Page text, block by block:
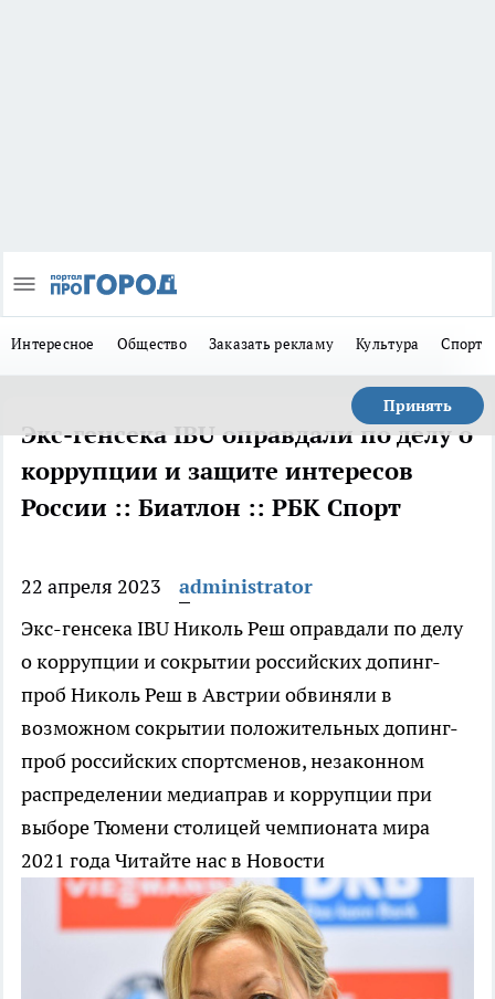
Интересное Общество Заказать рекламу Культура Спорт
Принять
Экс-генсека IBU оправдали по делу о
коррупции и защите интересов
России :: Биатлон :: РБК Спорт
22 апреля 2023
administrator
Экс-генсека IBU Николь Реш оправдали по делу
о коррупции и сокрытии российских допинг-
проб Николь Реш в Австрии обвиняли в
возможном сокрытии положительных допинг-
проб российских спортсменов, незаконном
распределении медиаправ и коррупции при
выборе Тюмени столицей чемпионата мира
2021 годаЧитайте нас в Новости